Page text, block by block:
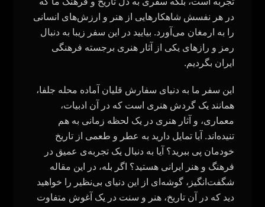
در هر نفسش شاهکارهایی از هنر و ارزش‌های انسانی
را به ارمغان می‌آورد. بیایید در این سفر زیبا به دنبال
رمز و رازهای یکی از آثار هنری برجسته فرهنگی
ایران بگردیم.
این سفر ما به دنیای سفارش قلیان آماده محله جلفا،
همانند یک گردش هنری است که در آن ادبیات،
معماری، و آثار هنری در یک لحظه زمانی به هم
تنیده‌اند. آیا تمایل دارید به عطر و طعمی از تاریخ
خودمان پی ببرید؟ آیا به دنبال یک تجربه‌ی عمیق در
فرهنگ و هنر ایرانی هستید؟ اگر بله، در این مقاله
شگفت‌انگیز، گوشه‌ای از این دنیای بی‌نظیر را خواهید
دید که در آن تاریخ، هنر و سنت در یک آغوش متفاوت